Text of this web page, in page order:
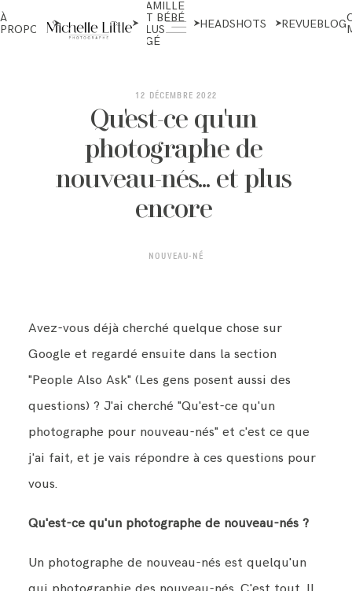
À
PROPOS
NÉS ET
MATERNITÉ
FAMILLE
ET BÉBÉ
PLUS
ÂGÉ
HEADSHOTS REVUEBLOG
12 DÉCEMBRE 2022
Qu'est-ce qu'un
photographe de
nouveau-nés... et plus
encore
NOUVEAU-NÉ
Avez-vous déjà cherché quelque chose sur
Google et regardé ensuite dans la section
"People Also Ask" (Les gens posent aussi des
questions) ? J'ai cherché "Qu'est-ce qu'un
photographe pour nouveau-nés" et c'est ce que
j'ai fait, et je vais répondre à ces questions pour
vous.
Qu'est-ce qu'un photographe de nouveau-nés ?
Un photographe de nouveau-nés est quelqu'un
ABOUT
NEWBORN & MATERNITY
FAMILY & OLDER BABY
BLOG
CONTACT ME